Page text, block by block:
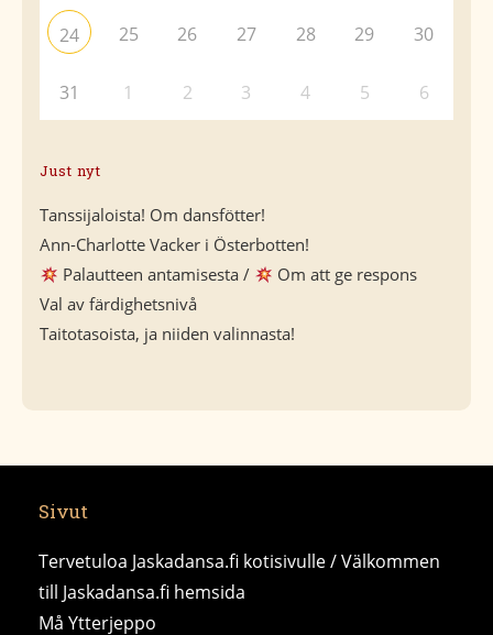
24 25 26 27 28 29 30
31 1 2 3 4 5 6
Just nyt
Tanssijaloista! Om dansfötter!
Ann-Charlotte Vacker i Österbotten!
Palautteen antamisesta /
Om att ge respons
Val av färdighetsnivå
Taitotasoista, ja niiden valinnasta!
Sivut
Tervetuloa Jaskadansa.fi kotisivulle / Välkommen
till Jaskadansa.fi hemsida
Må Ytterjeppo